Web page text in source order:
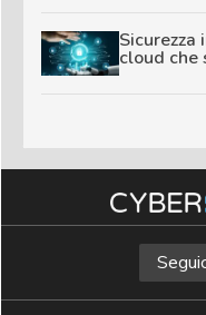
cloud che